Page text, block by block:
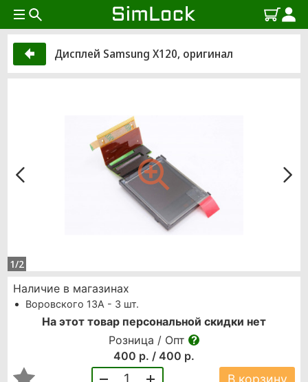
Дисплей Samsung X120, оригинал
1/2
Наличие в магазинах
Воровского 13А - 3 шт.
На этот товар персональной скидки нет
Розница / Опт
400 р. / 400 р.